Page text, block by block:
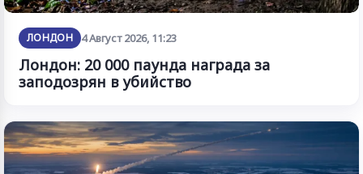
ЛОНДОН 4 Август 2026, 11:23
Лондон: 20 000 паунда награда за
заподозрян в убийство